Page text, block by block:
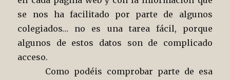
se nos ha facilitado por parte de algunos
colegiados… no es una tarea fácil, porque
algunos de estos datos son de complicado
acceso.
Como podéis comprobar parte de esa